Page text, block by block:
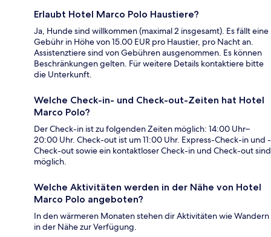
Erlaubt Hotel Marco Polo Haustiere?
Ja, Hunde sind willkommen (maximal 2 insgesamt). Es fällt eine
Gebühr in Höhe von 15.00 EUR pro Haustier, pro Nacht an.
Assistenztiere sind von Gebühren ausgenommen. Es können
Beschränkungen gelten. Für weitere Details kontaktiere bitte
die Unterkunft.
Welche Check-in- und Check-out-Zeiten hat Hotel
Marco Polo?
Der Check-in ist zu folgenden Zeiten möglich: 14:00 Uhr–
20:00 Uhr. Check-out ist um 11:00 Uhr. Express-Check-in und -
Check-out sowie ein kontaktloser Check-in und Check-out sind
möglich.
Welche Aktivitäten werden in der Nähe von Hotel
Marco Polo angeboten?
In den wärmeren Monaten stehen dir Aktivitäten wie Wandern
in der Nähe zur Verfügung.